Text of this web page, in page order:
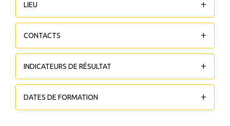
LIEU
CONTACTS
INDICATEURS DE RÉSULTAT
DATES DE FORMATION